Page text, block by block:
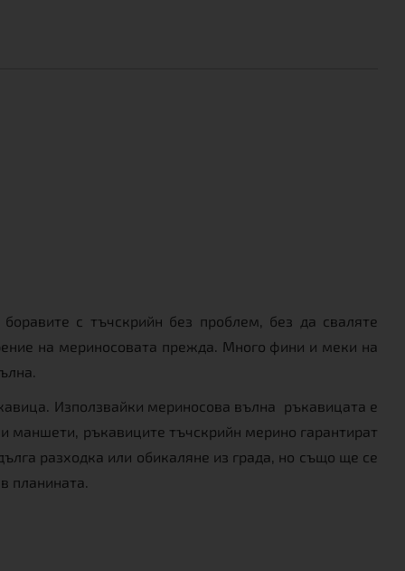
с тъчскрийн без проблем, без да сваляте
на мериносовата прежда. Много фини и меки на
Използвайки мериносова вълна ръкавицата е
маншети, ръкавиците тъчскрийн мерино гарантират
разходка или обикаляне из града, но също ще се
планината.